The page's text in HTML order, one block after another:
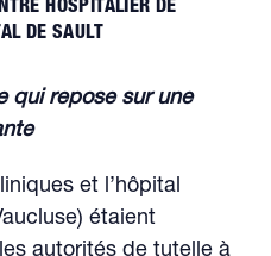
HOSPITALIER DE
DE SAULT
qui repose sur une
et l’hôpital
étaient
autorités de tutelle à